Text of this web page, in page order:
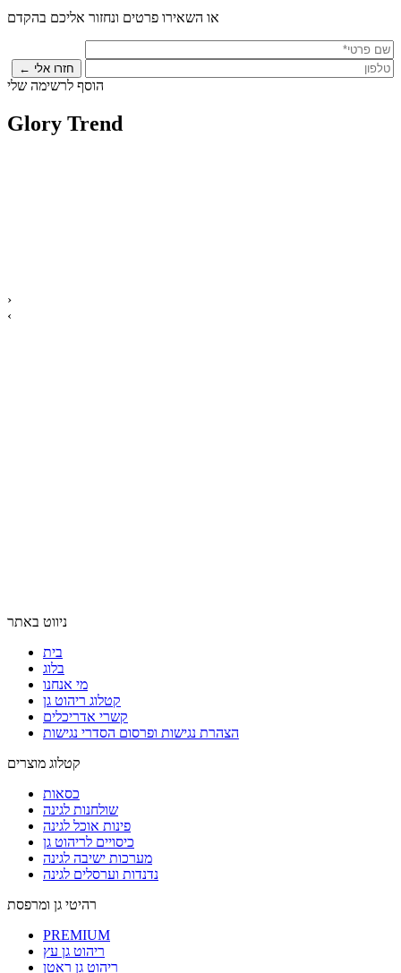
או השאירו פרטים ונחזור אליכם בהקדם
הוסף לרשימה שלי
Glory Trend
›
‹
ניווט באתר
בית
בלוג
מי אנחנו
קטלוג ריהוט גן
קשרי אדריכלים
הצהרת נגישות ופרסום הסדרי נגישות
קטלוג מוצרים
כסאות
שולחנות לגינה
פינות אוכל לגינה
כיסויים לריהוט גן
מערכות ישיבה לגינה
נדנדות וערסלים לגינה
רהיטי גן ומרפסת
PREMIUM
ריהוט גן עץ
ריהוט גן ראטן